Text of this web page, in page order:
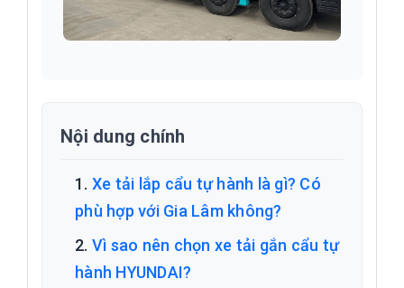
Nội dung chính
Xe tải lắp cẩu tự hành là gì? Có
phù hợp với Gia Lâm không?
Vì sao nên chọn xe tải gắn cẩu tự
hành HYUNDAI?